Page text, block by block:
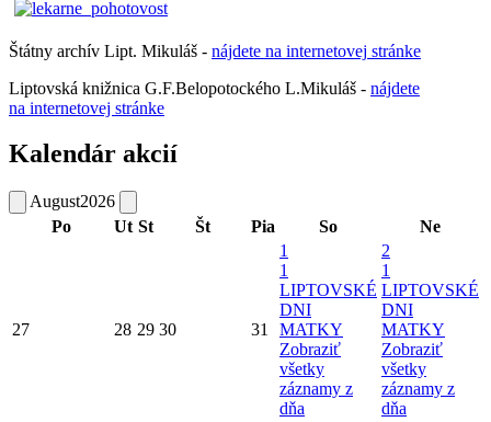
Štátny archív Lipt. Mikuláš - nájdete na internetovej stránke
Liptovská knižnica G.F.Belopotockého L.Mikuláš - nájdete
na internetovej stránke
Kalendár akcií
August2026
Po
Ut St Št Pia So Ne
27 28 29 30 31
1
1
LIPTOVSKÉ
DNI
MATKY
Zobraziť
všetky
záznamy z
dňa
2
1
LIPTOVSKÉ
DNI
MATKY
Zobraziť
všetky
záznamy z
dňa